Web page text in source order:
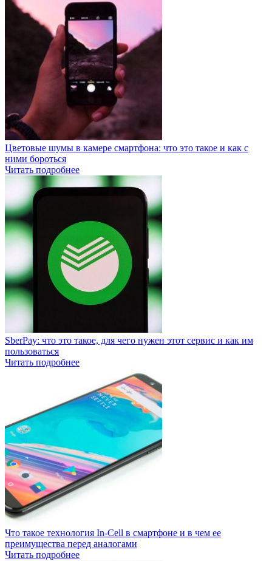
Цветовые шумы в камере смартфона: что это такое и как с
ними бороться
Читать подробнее
SberPay: что это такое, для чего нужен этот сервис и как им
пользоваться
Читать подробнее
Что такое технология In-Cell в смартфоне и в чем ее
преимущества перед аналогами
Читать подробнее